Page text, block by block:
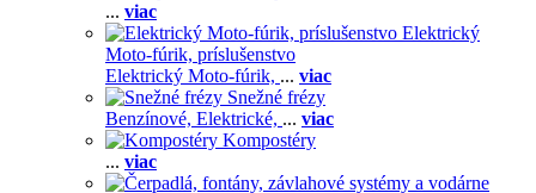
... viac
Elektrický
Moto-fúrik, príslušenstvo
Elektrický Moto-fúrik, ... viac
Snežné frézy
Benzínové, Elektrické, ... viac
Kompostéry
... viac